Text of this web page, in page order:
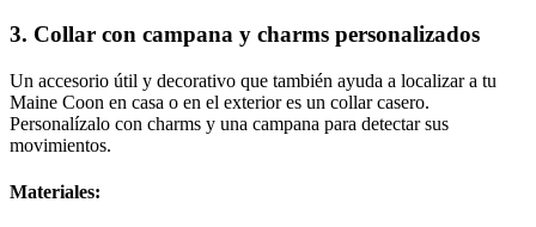
3. Collar con campana y charms personalizados
Un accesorio útil y decorativo que también ayuda a localizar a tu
Maine Coon en casa o en el exterior es un collar casero.
Personalízalo con charms y una campana para detectar sus
movimientos.
Materiales: